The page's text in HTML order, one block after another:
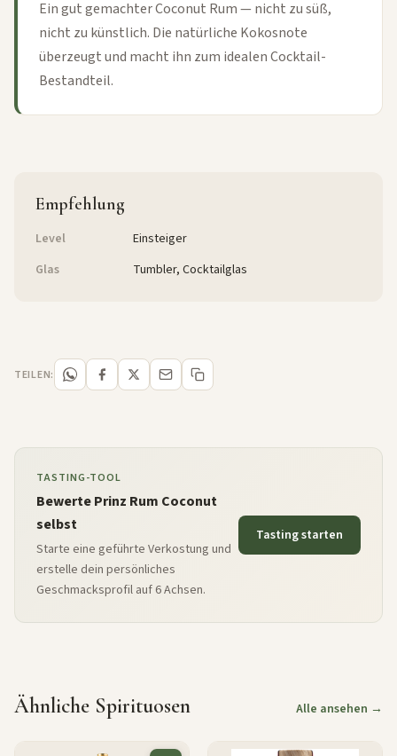
Ein gut gemachter Coconut Rum — nicht zu süß,
nicht zu künstlich. Die natürliche Kokosnote
überzeugt und macht ihn zum idealen Cocktail-
Bestandteil.
Empfehlung
Level
Einsteiger
Glas
Tumbler, Cocktailglas
TEILEN:
TASTING-TOOL
Bewerte Prinz Rum Coconut
selbst
Starte eine geführte Verkostung und
erstelle dein persönliches
Geschmacksprofil auf 6 Achsen.
Tasting starten
Ähnliche Spirituosen Alle ansehen →